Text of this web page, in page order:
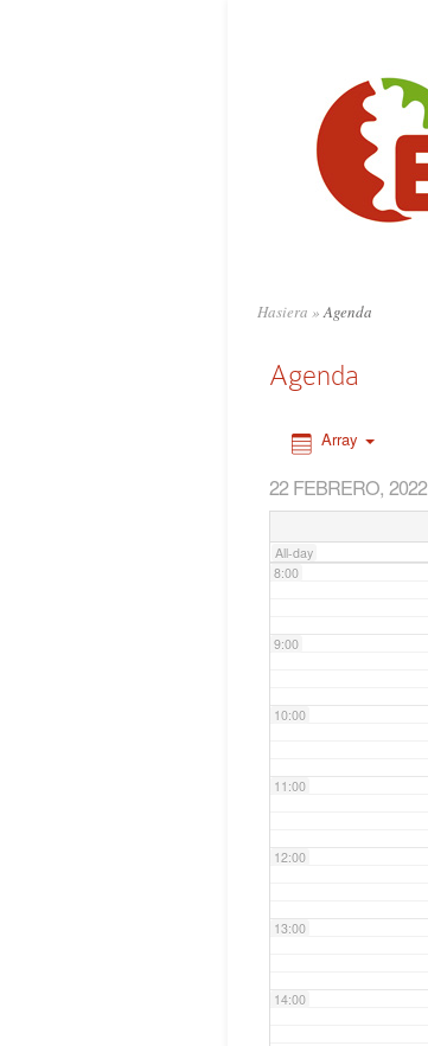
Hasiera »Agenda
Agenda
Array
22 FEBRERO, 2022
All-day
6:00
8:00
9:00
10:00
11:00
12:00
13:00
14:00